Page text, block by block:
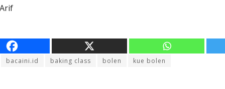
bacaini.id baking class bolen kue bolen